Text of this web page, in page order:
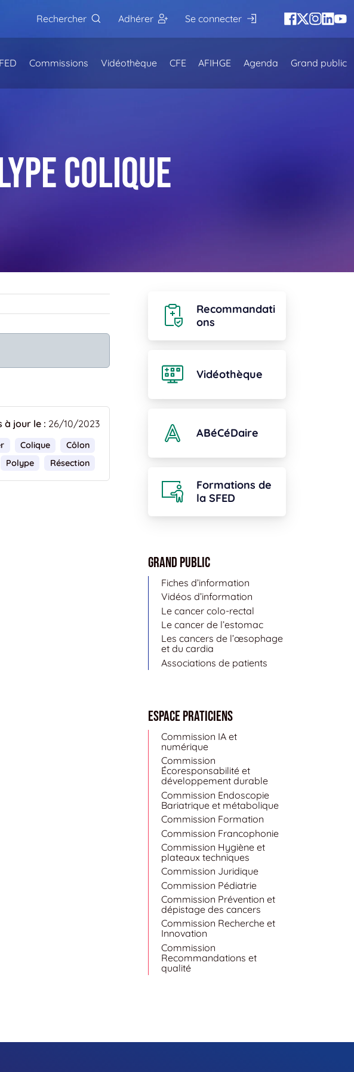
Rechercher
Adhérer Se connecter
Commissions Vidéothèque CFE AFIHGE Agenda Grand public
colique
à jour le : 26/10/2023
Colique
Côlon
Polype Résection
Recommandati
ons
Vidéothèque
ABéCéDaire
Formations de
la SFED
Grand public
Fiches d’information
Vidéos d’information
Le cancer colo-rectal
Le cancer de l’estomac
Les cancers de l’œsophage
et du cardia
Associations de patients
Espace Praticiens
Commission IA et
numérique
Commission
Écoresponsabilité et
développement durable
Commission Endoscopie
Bariatrique et métabolique
Commission Formation
Commission Francophonie
Commission Hygiène et
plateaux techniques
Commission Juridique
Commission Pédiatrie
Commission Prévention et
dépistage des cancers
Commission Recherche et
Innovation
Commission
Recommandations et
qualité